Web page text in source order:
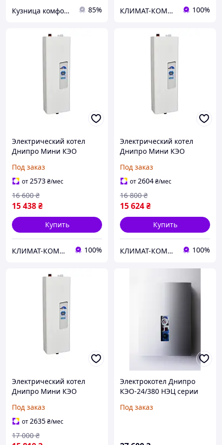
Кузница комфорта 85% КЛИМАТ-КОМФОРТ 100%
Электрический котел
Днипро Мини КЭО
Под заказ
от2573₴/мес
15 438₴
16 600 ₴
Купить
КЛИМАТ-КОМФОРТ 100%
Электрический котел
Днипро Мини КЭО
Под заказ
от2604₴/мес
15 624₴
16 800 ₴
Купить
КЛИМАТ-КОМФОРТ 100%
Электрический котел
Днипро Мини КЭО
Под заказ
от2635₴/мес
17 000 ₴
Электрокотел Днипро
КЭО-24/380 НЭЦ серии
Под заказ